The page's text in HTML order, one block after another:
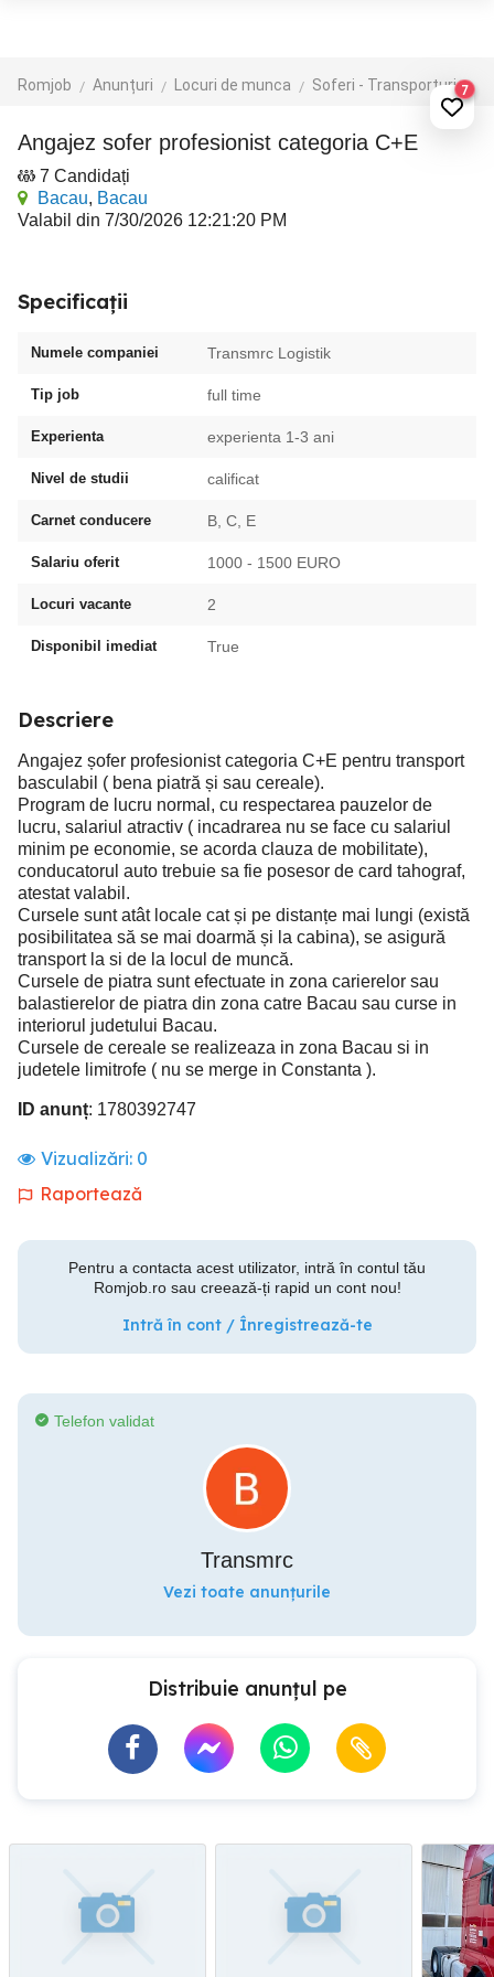
Romjob Anunțuri Locuri de munca Soferi - Transporturi 7
Angajez sofer profesionist categoria C+E
7 Candidați
Bacau, Bacau
Valabil din 7/30/2026 12:21:20 PM
Specificații
Numele companiei Transmrc Logistik
Tip job full time
Experienta experienta 1-3 ani
Nivel de studii calificat
Carnet conducere B, C, E
Salariu oferit 1000 - 1500 EURO
Locuri vacante 2
Disponibil imediat True
Descriere
Angajez șofer profesionist categoria C+E pentru transport
basculabil ( bena piatră și sau cereale).
Program de lucru normal, cu respectarea pauzelor de
lucru, salariul atractiv ( incadrarea nu se face cu salariul
minim pe economie, se acorda clauza de mobilitate),
conducatorul auto trebuie sa fie posesor de card tahograf,
atestat valabil.
Cursele sunt atât locale cat și pe distanțe mai lungi (există
posibilitatea să se mai doarmă și la cabina), se asigură
transport la si de la locul de muncă.
Cursele de piatra sunt efectuate in zona carierelor sau
balastierelor de piatra din zona catre Bacau sau curse in
interiorul judetului Bacau.
Cursele de cereale se realizeaza in zona Bacau si in
judetele limitrofe ( nu se merge in Constanta ).
ID anunț: 1780392747
Vizualizări: 0
Raportează
Pentru a contacta acest utilizator, intră în contul tău
Romjob.ro sau creează-ți rapid un cont nou!
Intră în cont / Înregistrează-te
Telefon validat
Transmrc
Vezi toate anunțurile
Distribuie anunțul pe